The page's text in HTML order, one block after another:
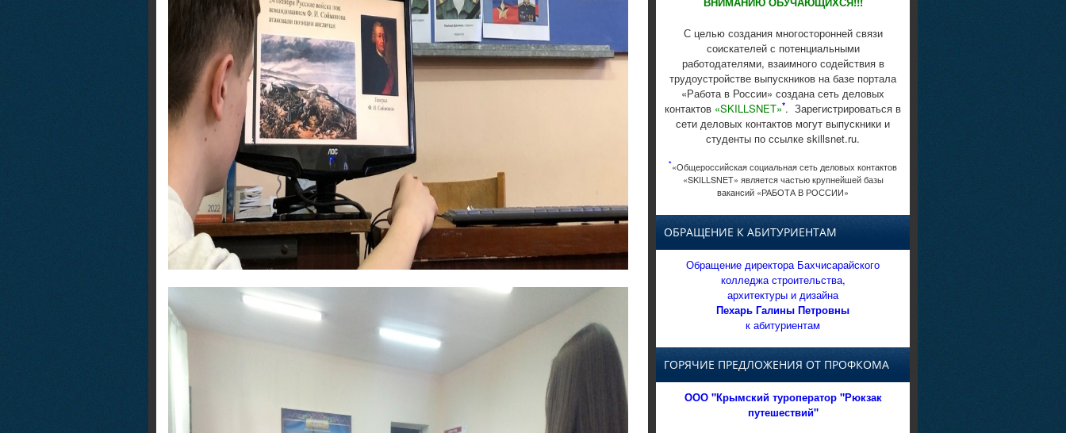
С целью создания многосторонней связи
соискателей с потенциальными
работодателями, взаимного содействия в
трудоустройстве выпускников на базе портала
«Работа в России» создана сеть деловых
контактов «SKILLSNET»*. Зарегистрироваться в
сети деловых контактов могут выпускники и
студенты по ссылке skillsnet.ru.
*«Общероссийская социальная сеть деловых контактов
«SKILLSNET» является частью крупнейшей базы
вакансий «РАБОТА В РОССИИ»
ОБРАЩЕНИЕ К АБИТУРИЕНТАМ
Обращение директора Бахчисарайского
колледжа строительства,
архитектуры и дизайна
Пехарь Галины Петровны
к абитуриентам
ГОРЯЧИЕ ПРЕДЛОЖЕНИЯ ОТ ПРОФКОМА
ООО "Крымский туроператор "Рюкзак
путешествий"